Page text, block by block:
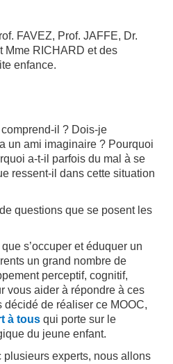
FAVEZ, Prof. JAFFE, Dr.
Mme RICHARD et des
enfance.
il ? Dois-je
un ami imaginaire ? Pourquoi
a-t-il parfois du mal à se
ressent-il dans cette situation
questions que se posent les
s’occuper et éduquer un
un grand nombre de
perceptif, cognitif,
vous aider à répondre à ces
de réaliser ce MOOC,
à tous qui porte sur le
du jeune enfant.
plusieurs experts, nous allons